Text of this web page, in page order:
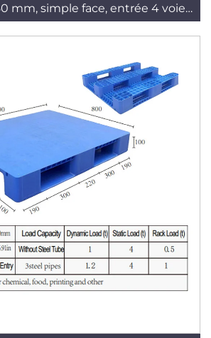
mm, simple face, entrée 4 voies,
référence T61